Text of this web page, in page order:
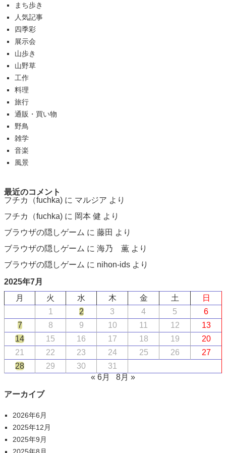
まち歩き
人気記事
四季彩
展示会
山歩き
山野草
工作
料理
旅行
通販・買い物
野鳥
雑学
音楽
風景
最近のコメント
フチカ（fuchka) に マルジア より
フチカ（fuchka) に 岡本 健 より
ブラウザの隠しゲーム に 藤田 より
ブラウザの隠しゲーム に 海乃 薫 より
ブラウザの隠しゲーム に nihon-ids より
2025年7月
月
火 水 木 金 土
日
1
2 3 4 5
6
7
8 9 10 11 12
13
14
15 16 17 18 19
20
21
22 23 24 25 26
27
28
29 30
31
« 6月
8月 »
アーカイブ
2026年6月
2025年12月
2025年9月